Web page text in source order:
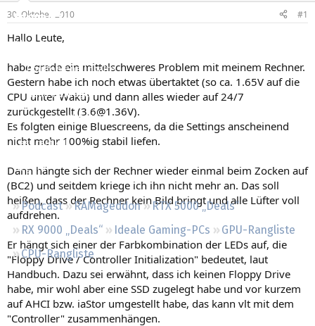
Forum
Aktuelles
Empfohlene Inhalte
Neue Beiträge
Neueste Aktivitäten
Leserartikel
Regeln
Podcast RAMageddon
RTX 5000 „Deals“
RX 9000 „Deals“
Ideale Gaming-PCs
GPU-Rangliste
CPU-Rangliste
e
r
t
30. Oktober 2010 #1
Hallo Leute,
habe grade ein mittelschweres Problem mit meinem Rechner.
Gestern habe ich noch etwas übertaktet (so ca. 1.65V auf die
CPU unter Wakü) und dann alles wieder auf 24/7
zurückgestellt (3.6@1.36V).
Es folgten einige Bluescreens, da die Settings anscheinend
nicht mehr 100%ig stabil liefen.
Dann hängte sich der Rechner wieder einmal beim Zocken auf
(BC2) und seitdem kriege ich ihn nicht mehr an. Das soll
heißen, dass der Rechner kein Bild bringt und alle Lüfter voll
aufdrehen.
Er hängt sich einer der Farbkombination der LEDs auf, die
"Floppy Drive / Controller Initialization" bedeutet, laut
Handbuch. Dazu sei erwähnt, dass ich keinen Floppy Drive
habe, mir wohl aber eine SSD zugelegt habe und vor kurzem
auf AHCI bzw. iaStor umgestellt habe, das kann vlt mit dem
"Controller" zusammenhängen.